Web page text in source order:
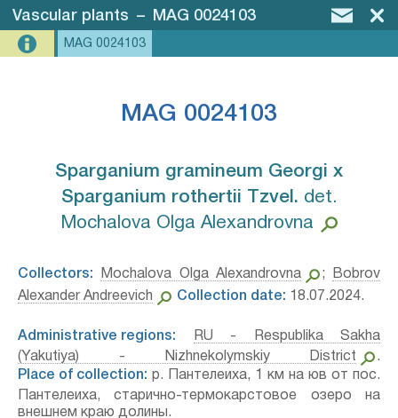
Vascular plants – MAG 0024103
MAG 0024103
MAG 0024103
Sparganium gramineum Georgi х
Sparganium rothertii Tzvel.⁣ det.
Mochalova Olga Alexandrovna
Collectors: Mochalova Olga Alexandrovna ;
Bobrov
Alexander Andreevich
Collection date: 18.07.2024.
Administrative regions:
RU - Respublika Sakha
(Yakutiya) - Nizhnekolymskiy District
.
Place of collection: р. Пантелеиха, 1 км на юв от пос.
Пантелеиха, старично-термокарстовое озеро на
внешнем краю долины.